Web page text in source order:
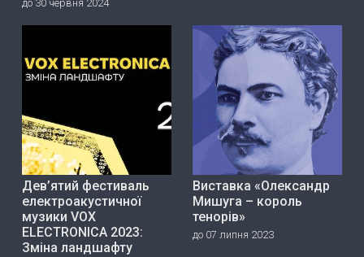
до 30 червня 2024
Дев’ятий фестиваль
електроакустичної
музики VOX
ELECTRONICA 2023:
Зміна ландшафту
Виставка «Олександр
Мишуга – король
тенорів»
до 07 липня 2023